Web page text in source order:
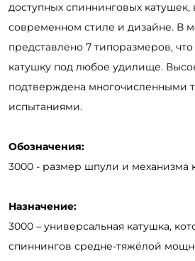
доступных спиннинговых
современном стиле и дизайне. В
представлено 7 типоразмеров,
катушку под любое удилище.
подтверждена многочисленными
испытаниями.
Обозначения:
3000 - размер шпули и механизма
Назначение:
3000 – универсальная катушка,
спиннингов средне-тяжёлой